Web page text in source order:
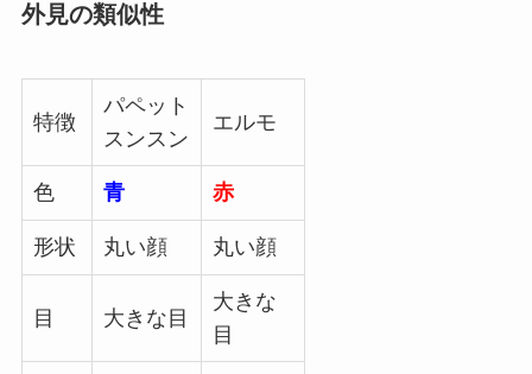
外見の類似性
特徴
パペット
スンスン
エルモ
色 青 赤
形状 丸い顔 丸い顔
目 大きな目
大きな
目